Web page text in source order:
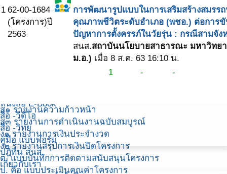
รายชื่อโครงการ ทั้งหมด(รวมทุกแผนงาน)
ภาพแผนภูมิต้นไม้ (โครงการ)
ภาพแผนที่ (โครงการ)
หนังสือ E-Book
สื่อ -วีดีโอ
สื่อ -วิทยุ
คู่มือ แบบฟอร์ม
ปฎิทิน สนส.
เกี่ยวกับเรา
1 62-00-1684
(โครงการ)ปี
2563
การพัฒนารูปแบบในการเสริมสร้างสมร
คุณภาพชีวิตระดับอำเภอ (พชอ.) ต่อการ
ปัญหาการตั้งครรภ์ในวัยรุ่น : กรณีสามจัง
สนส.สถาบันนโยบายสาธารณะ มหาวิทย
ม.อ.) เมื่อ 8 ส.ค. 63 16:10 น.
1
- -
ส๑ รายงานความก้าวหน้า
ส๓ รายงานการดำเนินงานฉบับสมบูรณ์
ง๑ รายงานการเงินประจำงวด
ง๒ รายงานสรุปการเงินปิดโครงการ
ต. แบบบันทึกการติดตามสนับสนุนโครงการ
ป. คือ แบบประเมินคุณค่าโครงการ